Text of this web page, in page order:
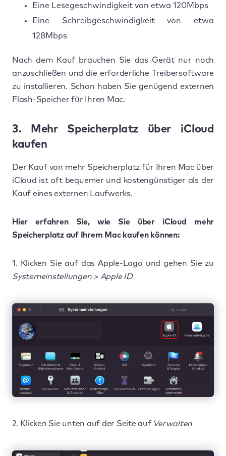
Eine Lesegeschwindigkeit von etwa 120Mbps
Eine Schreibgeschwindigkeit von etwa
128Mbps
Nach dem Kauf brauchen Sie das Gerät nur noch
anzuschließen und die erforderliche Treibersoftware
zu installieren. Schon haben Sie genügend externen
Flash-Speicher für Ihren Mac.
3. Mehr Speicherplatz über iCloud
kaufen
Der Kauf von mehr Speicherplatz für Ihren Mac über
iCloud ist oft bequemer und kostengünstiger als der
Kauf eines externen Laufwerks.
Hier erfahren Sie, wie Sie über iCloud mehr
Speicherplatz auf Ihrem Mac kaufen können:
1. Klicken Sie auf das Apple-Logo und gehen Sie zu
Systemeinstellungen > Apple ID
2. Klicken Sie unten auf der Seite auf Verwalten